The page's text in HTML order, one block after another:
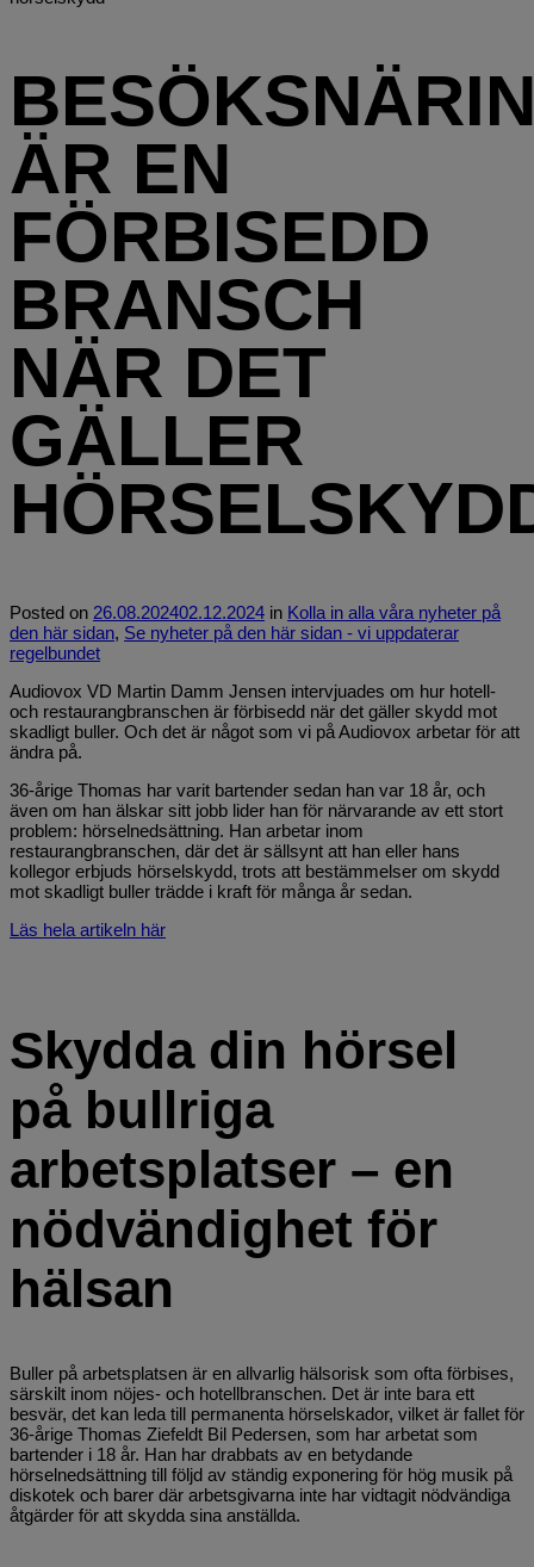
ÄR EN
FÖRBISEDD
BRANSCH
NÄR DET
GÄLLER
Posted on 26.08.202402.12.2024 in Kolla in alla våra nyheter på
den här sidan, Se nyheter på den här sidan - vi uppdaterar
regelbundet
Audiovox VD Martin Damm Jensen intervjuades om hur hotell-
och restaurangbranschen är förbisedd när det gäller skydd mot
skadligt buller. Och det är något som vi på Audiovox arbetar för att
ändra på.
36-årige Thomas har varit bartender sedan han var 18 år, och
även om han älskar sitt jobb lider han för närvarande av ett stort
problem: hörselnedsättning. Han arbetar inom
restaurangbranschen, där det är sällsynt att han eller hans
kollegor erbjuds hörselskydd, trots att bestämmelser om skydd
mot skadligt buller trädde i kraft för många år sedan.
Läs hela artikeln här
Skydda din hörsel
på bullriga
arbetsplatser – en
nödvändighet för
hälsan
Buller på arbetsplatsen är en allvarlig hälsorisk som ofta förbises,
särskilt inom nöjes- och hotellbranschen. Det är inte bara ett
besvär, det kan leda till permanenta hörselskador, vilket är fallet för
36-årige Thomas Ziefeldt Bil Pedersen, som har arbetat som
bartender i 18 år. Han har drabbats av en betydande
hörselnedsättning till följd av ständig exponering för hög musik på
diskotek och barer där arbetsgivarna inte har vidtagit nödvändiga
åtgärder för att skydda sina anställda.